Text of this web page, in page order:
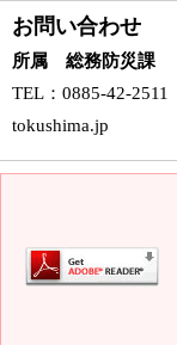
お問い合わせ
所属 総務防災課
TEL ：0885-42-2511
tokushima.jp